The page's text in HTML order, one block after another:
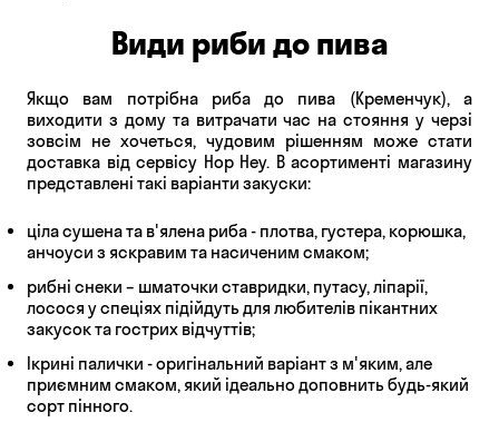
Види риби до пива
Якщо вам потрібна риба до пива (Кременчук), а
виходити з дому та витрачати час на стояння у черзі
зовсім не хочеться, чудовим рішенням може стати
доставка від сервісу Hop Hey. В асортименті магазину
представлені такі варіанти закуски:
ціла сушена та в'ялена риба - плотва, густера, корюшка,
анчоуси з яскравим та насиченим смаком;
рибні снеки – шматочки ставридки, путасу, ліпарії,
лосося у спеціях підійдуть для любителів пікантних
закусок та гострих відчуттів;
Ікрині палички - оригінальний варіант з м'яким, але
приємним смаком, який ідеально доповнить будь-який
сорт пінного.